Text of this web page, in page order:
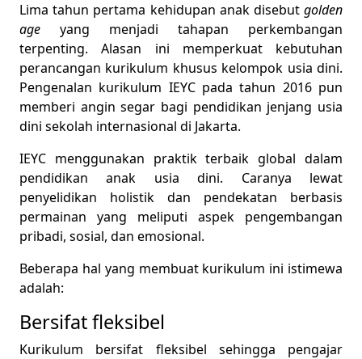
Lima tahun pertama kehidupan anak disebut golden
age yang menjadi tahapan perkembangan
terpenting. Alasan ini memperkuat kebutuhan
perancangan kurikulum khusus kelompok usia dini.
Pengenalan kurikulum IEYC pada tahun 2016 pun
memberi angin segar bagi pendidikan jenjang usia
dini sekolah internasional di Jakarta.
IEYC menggunakan praktik terbaik global dalam
pendidikan anak usia dini. Caranya lewat
penyelidikan holistik dan pendekatan berbasis
permainan yang meliputi aspek pengembangan
pribadi, sosial, dan emosional.
Beberapa hal yang membuat kurikulum ini istimewa
adalah:
Bersifat fleksibel
Kurikulum bersifat fleksibel sehingga pengajar